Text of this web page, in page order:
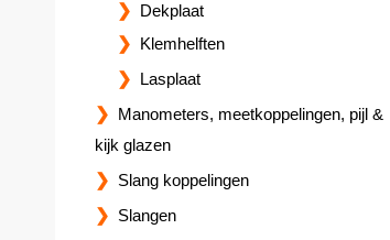
Dekplaat
Klemhelften
Lasplaat
Manometers, meetkoppelingen, pijl &
kijk glazen
Slang koppelingen
Slangen